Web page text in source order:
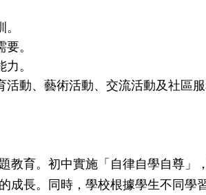
。
要。
力。
動、藝術活動、交流活動及社區服
教育。初中實施「自律自學自尊」
成長。同時，學校根據學生不同學